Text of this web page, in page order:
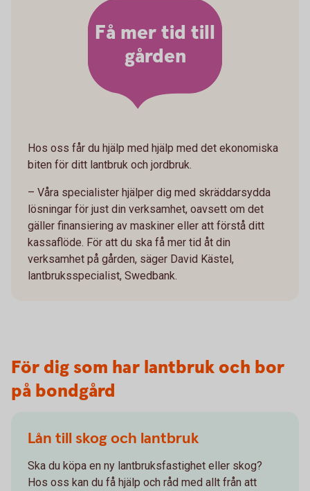
Få mer tid till
gården
Hos oss får du hjälp med hjälp med det ekonomiska
biten för ditt lantbruk och jordbruk.
– Våra specialister hjälper dig med skräddarsydda
lösningar för just din verksamhet, oavsett om det
gäller finansiering av maskiner eller att förstå ditt
kassaflöde. För att du ska få mer tid åt din
verksamhet på gården, säger David Kästel,
lantbruksspecialist, Swedbank.
För dig som har lantbruk och bor
på bondgård
Lån till skog och lantbruk
Ska du köpa en ny lantbruksfastighet eller skog?
Hos oss kan du få hjälp och råd med allt från att